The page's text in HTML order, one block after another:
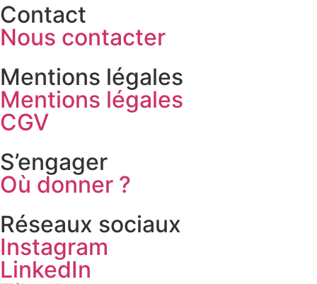
Contact
Nous contacter
Mentions légales
Mentions légales
CGV
S’engager
Où donner ?
Réseaux sociaux
Instagram
LinkedIn